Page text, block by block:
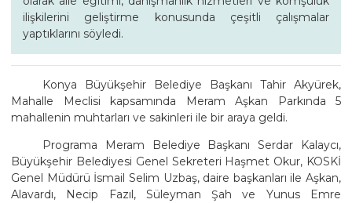
ilişkilerini geliştirme konusunda çeşitli çalışmalar
yaptıklarını söyledi.
Konya Büyükşehir Belediye Başkanı Tahir Akyürek,
Mahalle Meclisi kapsamında Meram Aşkan Parkında 5
mahallenin muhtarları ve sakinleri ile bir araya geldi.
Programa Meram Belediye Başkanı Serdar Kalaycı,
Büyükşehir Belediyesi Genel Sekreteri Haşmet Okur, KOSKİ
Genel Müdürü İsmail Selim Uzbaş, daire başkanları ile Aşkan,
Alavardı, Necip Fazıl, Süleyman Şah ve Yunus Emre